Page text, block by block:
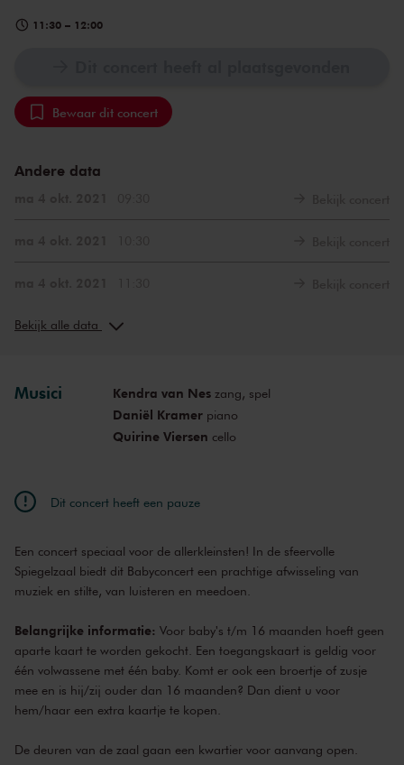
11:30 – 12:00
Bewaar dit concert
Andere data
di 9 nov. 2021 11:30
09:30
vr 8 apr. 2022 09:30 Bekijk concert
vr 8 apr. 2022 11:30 Bekijk concert
Bekijk alle data
Musici Kendra van Neszang, spel
Daniël Kramerpiano
Quirine Viersen cello
Dit concert heeft een pauze
Een concert speciaal voor de allerkleinsten! In de sfeervolle
Spiegelzaal biedt dit Babyconcert een prachtige afwisseling van
muziek en stilte, van luisteren en meedoen.
Belangrijke informatie: Voor baby's t/m 16 maanden hoeft geen
aparte kaart te worden gekocht. Een toegangskaart is geldig voor
één volwassene met één baby. Komt er ook een broertje of zusje
mee en is hij/zij ouder dan 16 maanden? Dan dient u voor
hem/haar een extra kaartje te kopen.
De deuren van de zaal gaan een kwartier voor aanvang open.